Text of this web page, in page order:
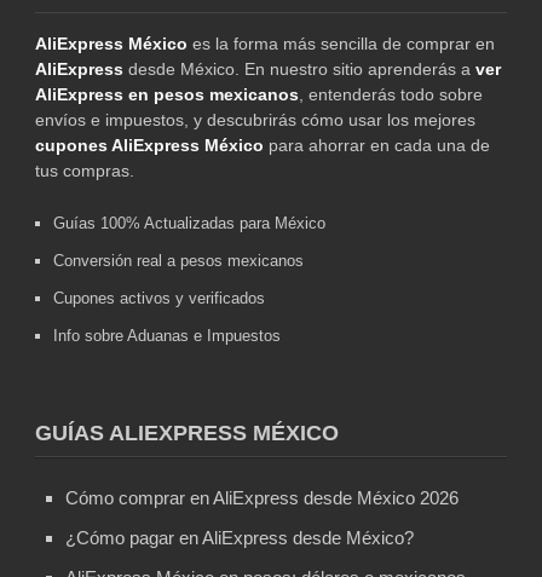
AliExpress México es la forma más sencilla de comprar en
AliExpress desde México. En nuestro sitio aprenderás a ver
AliExpress en pesos mexicanos , entenderás todo sobre
envíos e impuestos, y descubrirás cómo usar los mejores
cupones AliExpress México para ahorrar en cada una de
tus compras.
Guías 100% Actualizadas para México
Conversión real a pesos mexicanos
Cupones activos y verificados
Info sobre Aduanas e Impuestos
GUÍAS ALIEXPRESS MÉXICO
Cómo comprar en AliExpress desde México 2026
¿Cómo pagar en AliExpress desde México?